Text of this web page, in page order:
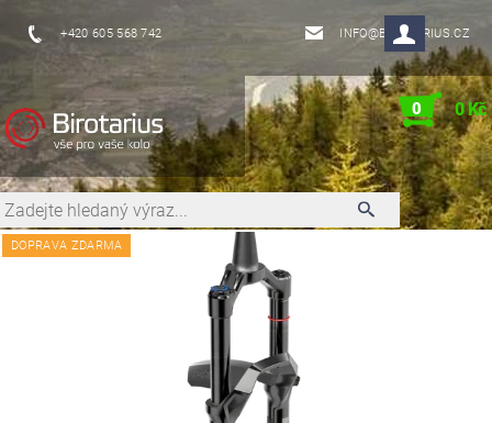
+420 605 568 742 INFO@BIROTARIUS.CZ
0 0 Kč
DOPRAVA ZDARMA